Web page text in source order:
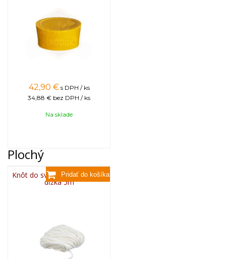
42,90 € s DPH / ks
34,88 € bez DPH / ks
Na sklade
Plochý
Knôt do sviečky plochý 3x13,
dĺžka 5m